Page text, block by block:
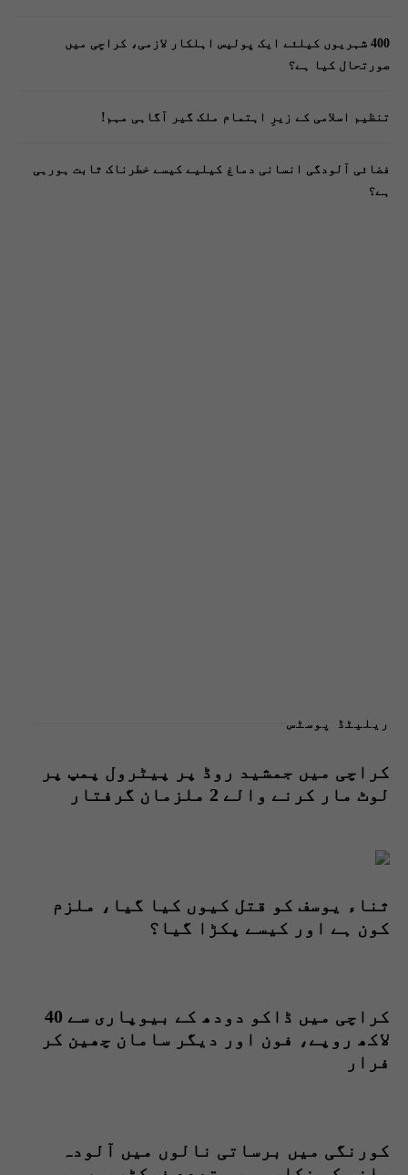
400 شہریوں کیلئے ایک پولیس اہلکار لازمی، کراچی میں
صورتحال کیا ہے؟
تنظیم اسلامی کے زیرِ اہتمام ملک گیر آگاہی مہم!
فضائی آلودگی انسانی دماغ کیلیے کیسے خطرناک ثابت ہورہی
ہے؟
ریلیٹڈ پوسٹس
کراچی میں جمشید روڈ پر پیٹرول پمپ پر
لوٹ مار کرنے والے 2 ملزمان گرفتار
ثناء یوسف کو قتل کیوں کیا گیا، ملزم
کون ہے اور کیسے پکڑا گیا؟
کراچی میں ڈاکو دودھ کے بیوپاری سے 40
لاکھ روپے، فون اور دیگر سامان چھین کر
فرار
کورنگی میں برساتی نالوں میں آلودہ